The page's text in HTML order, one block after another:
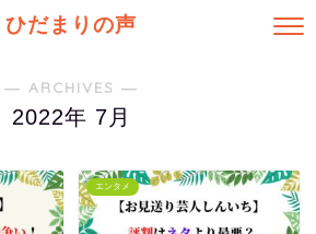
ひだまりの声
― ARCHIVES ―
2022年 7月
エンタメ